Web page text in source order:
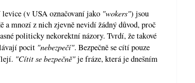
(v USA označovaní jako "wokers") jsou
a mnozí z nich zjevně nevidí žádný důvod, proč
politicky nekorektní názory. Tvrdí, že takové
pocit "nebezpečí". Bezpečně se cítí pouze
"Cítit se bezpečně"je fráze, která je dnešním